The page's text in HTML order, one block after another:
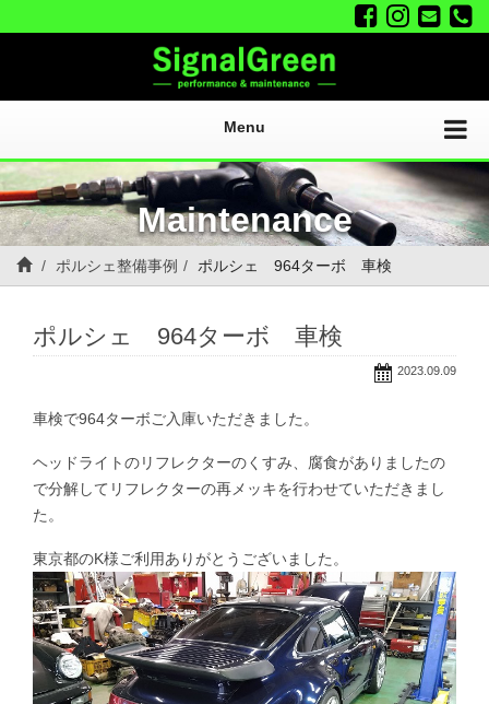
Menu
Maintenance
ポルシェ整備事例 ポルシェ 964ターボ 車検
ポルシェ 964ターボ 車検
2023.09.09
車検で964ターボご入庫いただきました。
ヘッドライトのリフレクターのくすみ、腐食がありましたの
で分解してリフレクターの再メッキを行わせていただきまし
た。
東京都のK様ご利用ありがとうございました。